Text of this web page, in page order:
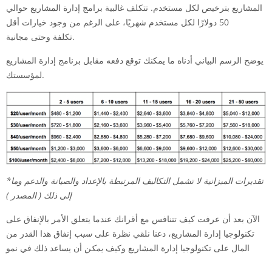
المشاريع بترخيص لكل مستخدم. تتكلف غالبية برامج إدارة المشاريع حوالي
50 دولارًا لكل مستخدم شهريًا، على الرغم من وجود خيارات أقل
تكلفة وحتى مجانية.
يوضح الرسم البياني أدناه ما يمكنك توقع دفعه مقابل برنامج إدارة المشاريع
لمؤسستك.
*تقديرات الميزانية لا تشمل التكاليف المرتبطة بالإعداد والصيانة والدعم وما
إلى ذلك ( المصدر )
الآن بعد أن عرفت كيف تتنافس مع أقرانك عندما يتعلق الأمر بالإنفاق على
تكنولوجيا إدارة المشاريع، دعنا نلقي نظرة على سبب إنفاق هذا القدر من
المال على تكنولوجيا إدارة المشاريع وكيف يمكن أن يساعد ذلك في نمو